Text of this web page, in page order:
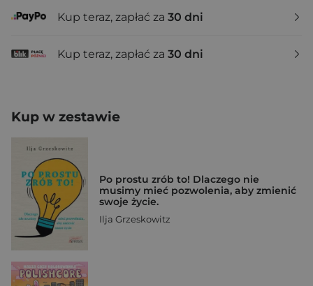
Kup teraz, zapłać za 30 dni
Kup teraz, zapłać za 30 dni
Kup w zestawie
Po prostu zrób to! Dlaczego nie
musimy mieć pozwolenia, aby zmienić
swoje życie.
Ilja Grzeskowitz